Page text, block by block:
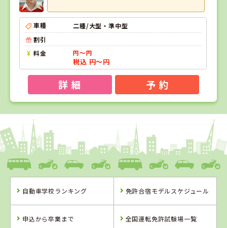
車種
二種/大型・準中型
割引
料金
円～円
税込 円～円
詳 細 予 約
1
愛媛県
八幡浜自動車教習所
習所
校
自動車学校ランキング 免許合宿モデルスケジュール
申込から卒業まで 全国運転免許試験場一覧